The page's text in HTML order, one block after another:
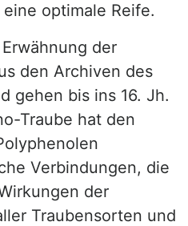
optimale Reife.
der
den Archiven des
gehen bis ins 16. Jh.
Traube hat den
Verbindungen, die
der
Traubensorten und